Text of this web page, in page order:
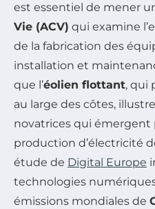
est essentiel de mener
Vie (ACV) qui examine
de la fabrication des
installation et
que l’éolien flottant, qui
au large des côtes,
novatrices qui émergent
production d’électricité
étude de Digital Europe
technologies
émissions mondiales de